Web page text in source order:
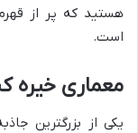
هستید که پر از
است.
معماری خیره
یکی از بزرگترین